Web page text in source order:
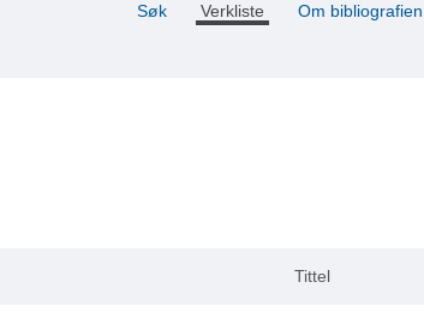
Søk Verkliste Om bibliografien
Tittel